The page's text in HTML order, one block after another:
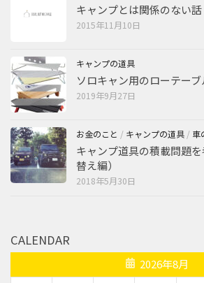
キャンプとは関係のない話
2015年11月10日
キャンプの道具
ソロキャン用のローテー
2019年9月27日
お金のこと / キャンプの道具 / 車
キャンプ道具の積載問題
替え編）
2018年5月30日
CALENDAR
2026年8月